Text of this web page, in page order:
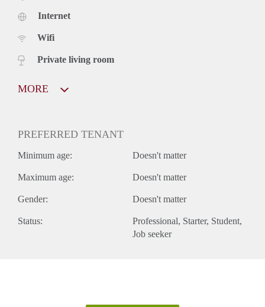
Internet
Wifi
Private living room
MORE
PREFERRED TENANT
Minimum age: Doesn't matter
Maximum age: Doesn't matter
Gender: Doesn't matter
Status: Professional Starter Student
Job seeker